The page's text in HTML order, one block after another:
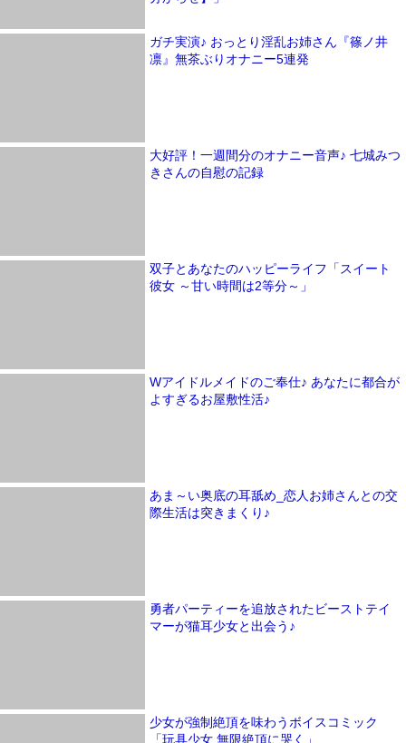
ガチ実演♪ おっとり淫乱お姉さん『篠ノ井
凛』無茶ぶりオナニー5連発
大好評！一週間分のオナニー音声♪ 七城みつ
きさんの自慰の記録
双子とあなたのハッピーライフ「スイート
彼女 ～甘い時間は2等分～」
Wアイドルメイドのご奉仕♪ あなたに都合が
よすぎるお屋敷性活♪
あま～い奥底の耳舐め_恋人お姉さんとの交
際生活は突きまくり♪
勇者パーティーを追放されたビーストテイ
マーが猫耳少女と出会う♪
少女が強制絶頂を味わうボイスコミック
「玩具少女 無限絶頂に哭く」